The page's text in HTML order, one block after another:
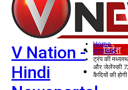
V Nation -
Hindi
ताज़ा
देश
विदेश
राज्य
Home
ताज़ा खबरें
ट्रंप की
और जेलेंस्की
कैदियों की